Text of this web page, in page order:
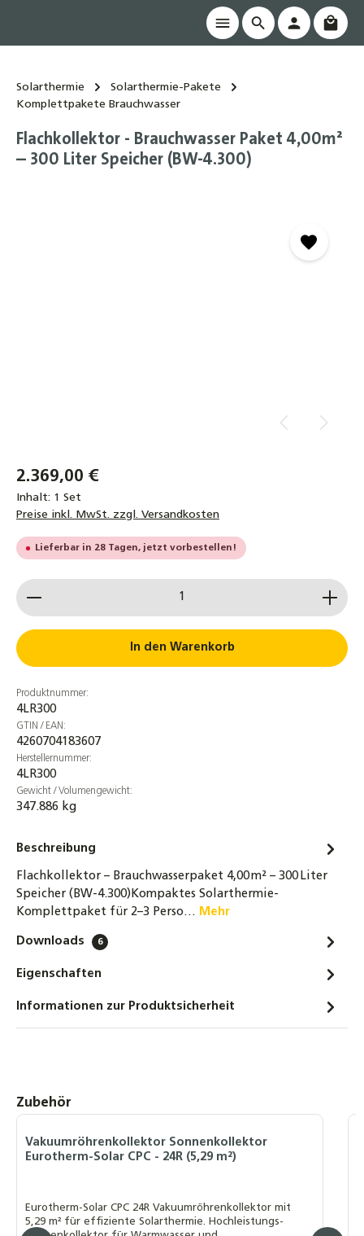
Solarthermie
Solarthermie-Pakete
Komplettpakete Brauchwasser
Flachkollektor - Brauchwasser Paket 4,00m²
– 300 Liter Speicher (BW-4.300)
2.369,00 €
Inhalt: 1 Set
Preise inkl. MwSt. zzgl. Versandkosten
Lieferbar in 28 Tagen, jetzt vorbestellen!
Produkt Anzahl: Gib den gewünschten Wert ein
In den Warenkorb
Produktnummer:
4LR300
GTIN / EAN:
4260704183607
Herstellernummer:
4LR300
Gewicht / Volumengewicht:
347.886 kg
Beschreibung
Flachkollektor – Brauchwasserpaket 4,00 m² – 300 Liter
Speicher (BW-4.300)Kompaktes Solarthermie-
Komplettpaket für 2–3 Perso… Mehr
Downloads 6
Eigenschaften
Informationen zur Produktsicherheit
Produktgalerie überspringen
Zubehör
Vakuumröhrenkollektor Sonnenkollektor
Eurotherm-Solar CPC - 24R (5,29 m²)
Eurotherm-Solar CPC 24R Vakuumröhrenkollektor mit
5,29 m² für effiziente Solarthermie. Hochleistungs-